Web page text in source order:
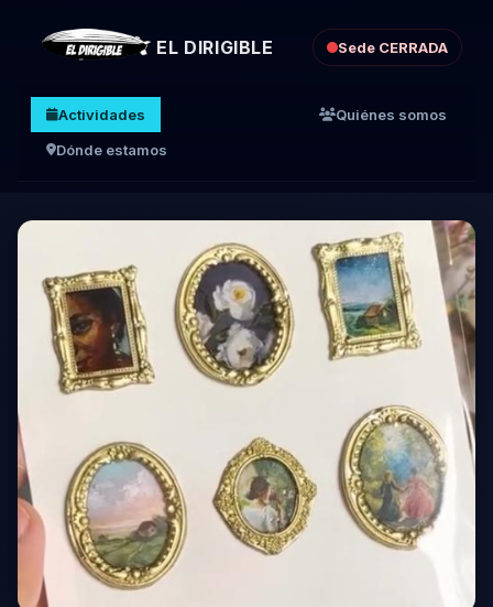
EL DIRIGIBLE Sede CERRADA
Actividades
Quiénes somos
Dónde estamos